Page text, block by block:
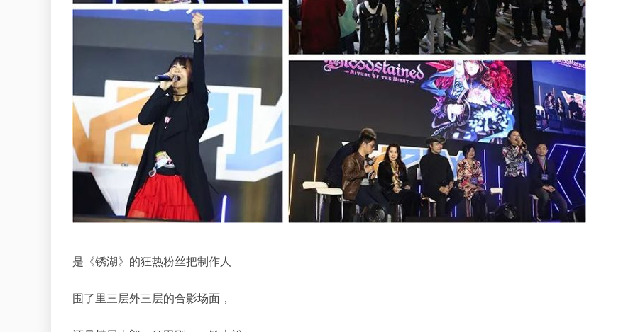
是《锈湖》的狂热粉丝把制作人
围了里三层外三层的合影场面，